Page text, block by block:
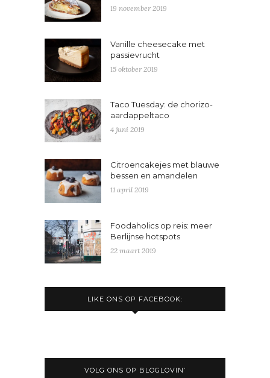
19 november 2019
Vanille cheesecake met
passievrucht
15 oktober 2019
Taco Tuesday: de chorizo-
aardappeltaco
4 juni 2019
Citroencakejes met blauwe
bessen en amandelen
11 april 2019
Foodaholics op reis: meer
Berlijnse hotspots
22 maart 2019
LIKE ONS OP FACEBOOK:
VOLG ONS OP BLOGLOVIN’